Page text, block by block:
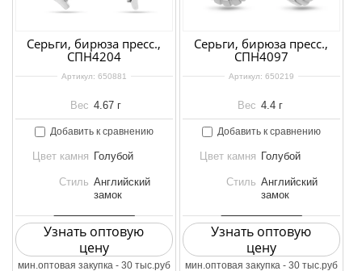
Серьги, бирюза пресс.,
СПН4204
Артикул: 650881
Вес 4.67 г
Добавить к сравнению
Цвет камня Голубой
Стиль Английский
замок
Узнать оптовую
цену
мин.оптовая закупка - 30 тыс.руб
Серьги, бирюза пресс.,
СПН4097
Артикул: 650219
Вес 4.4 г
Добавить к сравнению
Цвет камня Голубой
Стиль Английский
замок
Узнать оптовую
цену
мин.оптовая закупка - 30 тыс.руб